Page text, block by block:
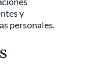
y
personales.